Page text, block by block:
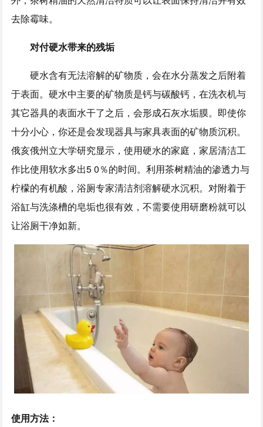
去除霉味。
对付硬水带来的残垢
硬水含有无法溶解的矿物质，会在水分蒸发之后附着
于表面。硬水中主要的矿物质是钙与碳酸钙，在洗衣机与
其它器具的表面水干了之后，会形成石灰水垢膜。即使你
十分小心，你还是会发现器具与家具表面的矿物质沉积。
俄亥俄州立大学研究显示，使用硬水的家庭，家居清洁工
作比使用软水多出5 0％的时间。利用茶树精油的渗透力与
柠檬的有机酸，浴厕专家清洁剂溶解硬水沉积。对附着于
浴缸与洗涤槽的皂垢也很有效，不需要使用研磨粉就可以
让浴厕干净如新。
使用方法：